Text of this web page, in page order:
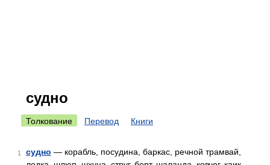
судно
Толкование Перевод Книги
1 судно — корабль, посудина, баркас, речной трамвай,